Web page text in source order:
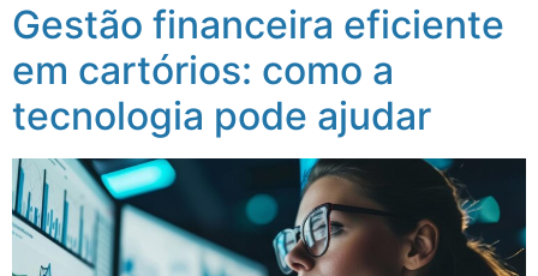
Gestão financeira eficiente
em cartórios: como a
tecnologia pode ajudar